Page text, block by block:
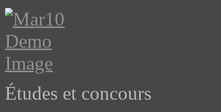
Études et concours